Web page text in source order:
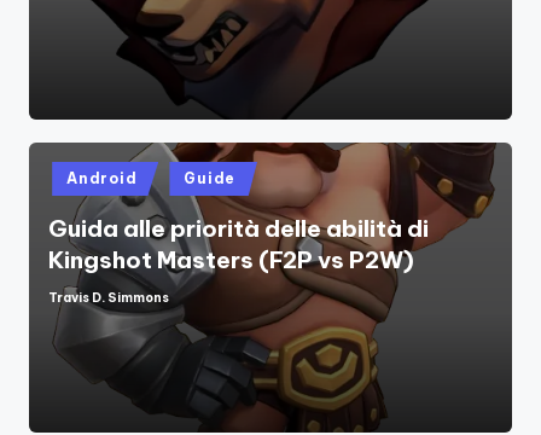
Posted
in
Android Guide
Guida alle priorità delle abilità di
Kingshot Masters (F2P vs P2W)
Posted
by
Travis D. Simmons